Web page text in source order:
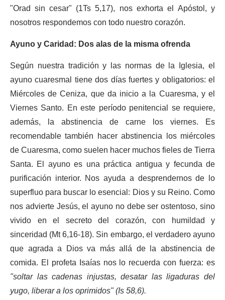
"Orad sin cesar" (1Ts 5,17), nos exhorta el Apóstol, y
nosotros respondemos con todo nuestro corazón.
Ayuno y Caridad: Dos alas de la misma ofrenda
Según nuestra tradición y las normas de la Iglesia, el
ayuno cuaresmal tiene dos días fuertes y obligatorios: el
Miércoles de Ceniza, que da inicio a la Cuaresma, y el
Viernes Santo. En este período penitencial se requiere,
además, la abstinencia de carne los viernes. Es
recomendable también hacer abstinencia los miércoles
de Cuaresma, como suelen hacer muchos fieles de Tierra
Santa. El ayuno es una práctica antigua y fecunda de
purificación interior. Nos ayuda a desprendernos de lo
superfluo para buscar lo esencial: Dios y su Reino. Como
nos advierte Jesús, el ayuno no debe ser ostentoso, sino
vivido en el secreto del corazón, con humildad y
sinceridad (Mt 6,16-18). Sin embargo, el verdadero ayuno
que agrada a Dios va más allá de la abstinencia de
comida. El profeta Isaías nos lo recuerda con fuerza: es
"soltar las cadenas injustas, desatar las ligaduras del
yugo, liberar a los oprimidos" (Is 58,6).